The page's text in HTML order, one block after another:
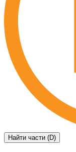
Найти части (D)